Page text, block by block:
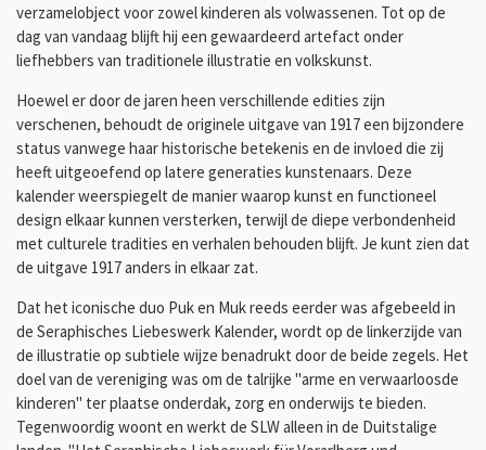
verzamelobject voor zowel kinderen als volwassenen. Tot op de
dag van vandaag blijft hij een gewaardeerd artefact onder
liefhebbers van traditionele illustratie en volkskunst.
Hoewel er door de jaren heen verschillende edities zijn
verschenen, behoudt de originele uitgave van 1917 een bijzondere
status vanwege haar historische betekenis en de invloed die zij
heeft uitgeoefend op latere generaties kunstenaars. Deze
kalender weerspiegelt de manier waarop kunst en functioneel
design elkaar kunnen versterken, terwijl de diepe verbondenheid
met culturele tradities en verhalen behouden blijft. Je kunt zien dat
de uitgave 1917 anders in elkaar zat.
Dat het iconische duo Puk en Muk reeds eerder was afgebeeld in
de Seraphisches Liebeswerk Kalender, wordt op de linkerzijde van
de illustratie op subtiele wijze benadrukt door de beide zegels. Het
doel van de vereniging was om de talrijke "arme en verwaarloosde
kinderen" ter plaatse onderdak, zorg en onderwijs te bieden.
Tegenwoordig woont en werkt de SLW alleen in de Duitstalige